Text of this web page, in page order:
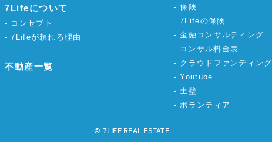
7Lifeについて
コンセプト
7Lifeが頼れる理由
不動産一覧
保険
7Lifeの保険
金融コンサルティング
コンサル料金表
クラウドファンディング
Youtube
土壁
ボランティア
©︎ 7LIFE REAL ESTATE